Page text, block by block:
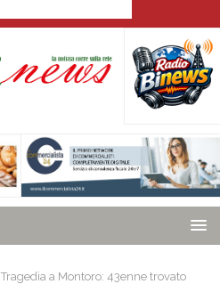
Tragedia a Montoro: 43enne trovato